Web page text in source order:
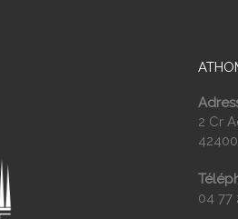
2 Cr
04 77